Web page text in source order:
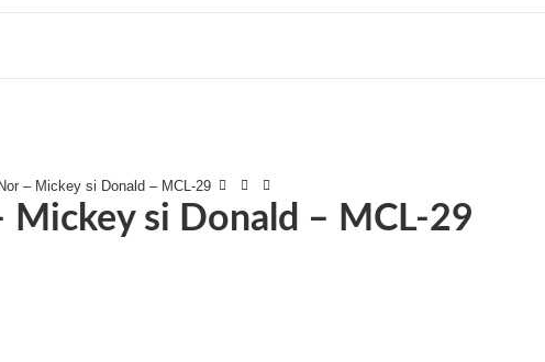
– Mickey si Donald – MCL-29
si Donald – MCL-29